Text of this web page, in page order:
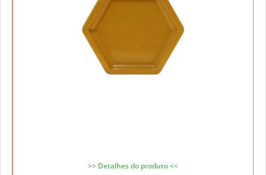
>> Detalhes do produto <<